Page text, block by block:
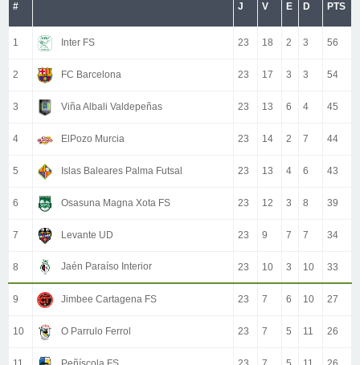
# J V E D PTS
1 Inter FS 23 18 2 3 56
2 FC Barcelona 23 17 3 3 54
3 Viña Albali Valdepeñas 23 13 6 4 45
4 ElPozo Murcia 23 14 2 7 44
5 Islas Baleares Palma Futsal 23 13 4 6 43
6 Osasuna Magna Xota FS 23 12 3 8 39
7 Levante UD 23 9 7 7 34
8 Jaén Paraíso Interior 23 10 3 10 33
9 Jimbee Cartagena FS 23 7 6 10 27
10 O Parrulo Ferrol 23 7 5 11 26